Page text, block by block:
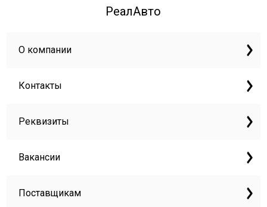
РеалАвто
О компании
Контакты
Реквизиты
Вакансии
Поставщикам